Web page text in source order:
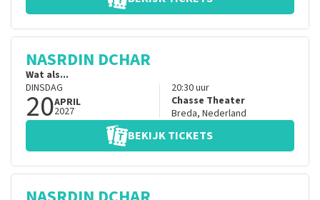
NASRDIN DCHAR
Wat als...
DINSDAG
20APRIL
2027
20:30uur
Chasse Theater
Breda, Nederland
BEKIJK TICKETS